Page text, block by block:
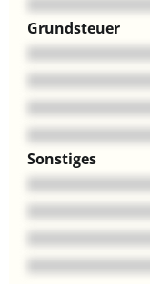
Grundsteuer
Sonstiges